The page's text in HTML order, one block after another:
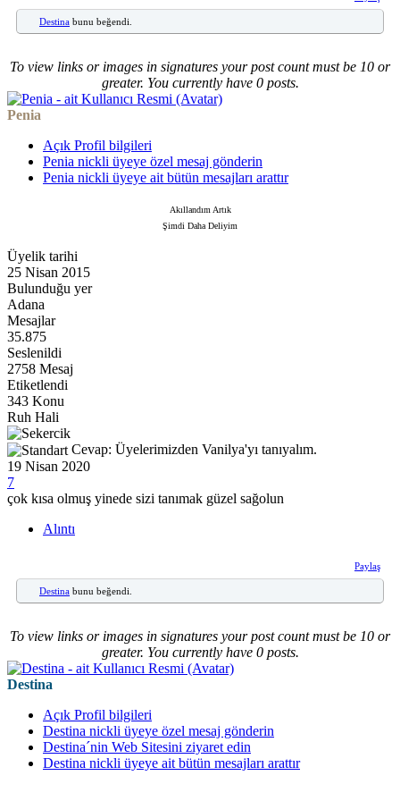
Destina bunu beğendi.
To view links or images in signatures your post count must be 10 or
greater. You currently have 0 posts.
Penia
Açık Profil bilgileri
Penia nickli üyeye özel mesaj gönderin
Penia nickli üyeye ait bütün mesajları arattır
Akıllandım Artık
Şimdi Daha Deliyim
Üyelik tarihi
25 Nisan 2015
Bulunduğu yer
Adana
Mesajlar
35.875
Seslenildi
2758 Mesaj
Etiketlendi
343 Konu
Ruh Hali
Cevap: Üyelerimizden Vanilya'yı tanıyalım.
19 Nisan 2020
7
çok kısa olmuş yinede sizi tanımak güzel sağolun
Alıntı
Paylaş
Destina bunu beğendi.
To view links or images in signatures your post count must be 10 or
greater. You currently have 0 posts.
Destina
Açık Profil bilgileri
Destina nickli üyeye özel mesaj gönderin
Destina´nin Web Sitesini ziyaret edin
Destina nickli üyeye ait bütün mesajları arattır